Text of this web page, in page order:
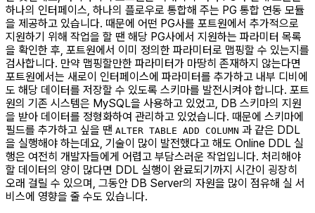
하나의 인터페이스, 하나의 플로우로 통합해 주는 PG 통합 연동 모듈
을 제공하고 있습니다. 때문에 어떤 PG사를 포트원에서 추가적으로
지원하기 위해 작업을 할 땐 해당 PG사에서 지원하는 파라미터 목록
을 확인한 후, 포트원에서 이미 정의한 파라미터로 맵핑할 수 있는지를
검사합니다. 만약 맵핑할만한 파라미터가 마땅히 존재하지 않는다면
포트원에서는 새로이 인터페이스에 파라미터를 추가하고 내부 디비에
도 해당 데이터를 저장할 수 있도록 스키마를 발전시켜야 합니다. 포트
원의 기존 시스템은 MySQL을 사용하고 있었고, DB 스키마의 지원
을 받아 데이터를 정형화하여 관리하고 있었습니다. 때문에 스키마에
필드를 추가하고 싶을 땐 ALTER TABLE ADD COLUMN 과 같은 DDL
을 실행해야 하는데요, 기술이 많이 발전했다고 해도 Online DDL 실
행은 여전히 개발자들에게 어렵고 부담스러운 작업입니다. 처리해야
할 데이터의 양이 많다면 DDL 실행이 완료되기까지 시간이 굉장히
오래 걸릴 수 있으며, 그동안 DB Server의 자원을 많이 점유해 실 서
비스에 영향을 줄 수도 있습니다.